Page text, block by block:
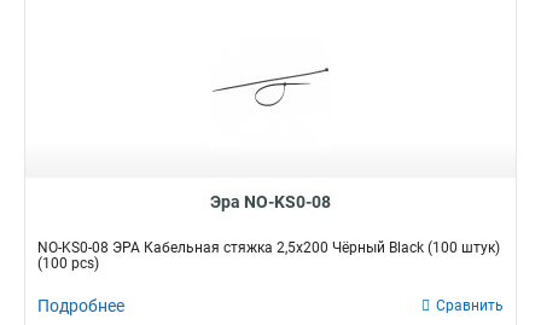
Эра NO-KS0-08
NO-KS0-08 ЭРА Кабельная стяжка 2,5х200 Чёрный Black (100 штук)
(100 pcs)
Подробнее Сравнить